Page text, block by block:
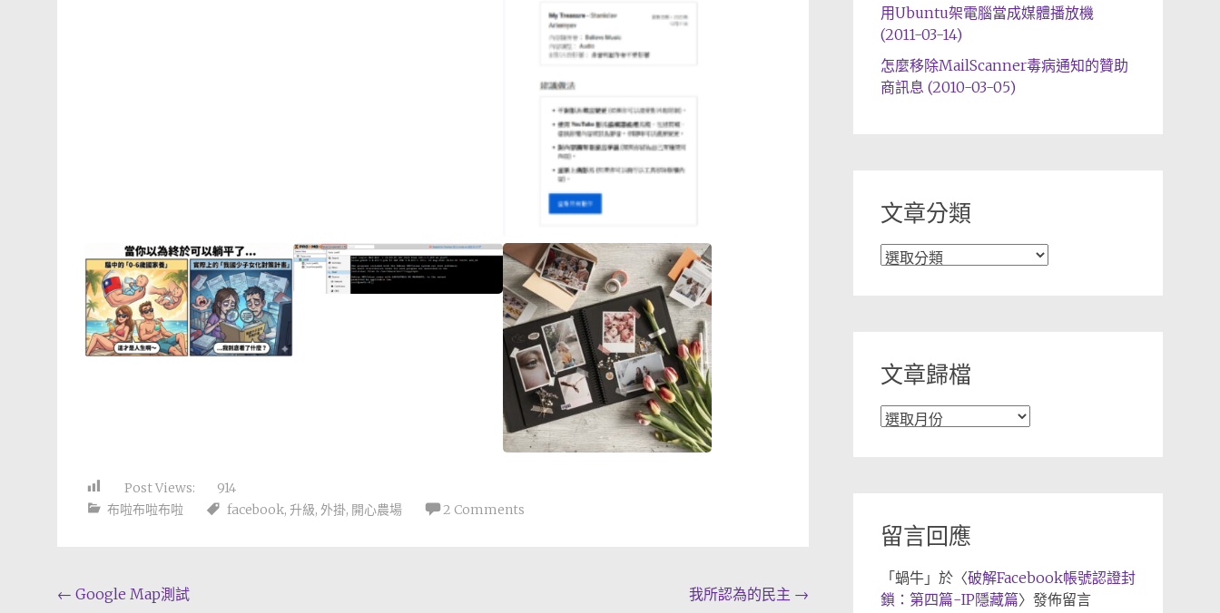
Post Views:
914
布啦布啦布啦
facebook, 升級, 外掛, 開心農場 2 Comments
Post
← Google Map測試 我所認為的民主 →
用Ubuntu架電腦當成媒體播放機
(2011-03-14)
怎麼移除MailScanner毒病通知的贊助
商訊息 (2010-03-05)
文章分類
文
文章歸檔
文
留言回應
「 蝸牛」於〈破解Facebook帳號認證封
鎖：第四篇-IP隱藏篇〉發佈留言